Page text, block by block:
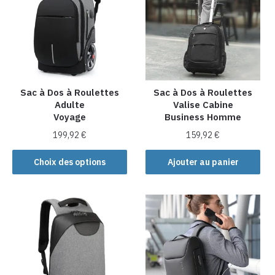
Sac à Dos à Roulettes
Adulte
Voyage
199,92€
Choix des options
Ce
produit
plusieurs
variations.
Les
peuvent
Sac à Dos à Roulettes
Valise Cabine
Business Homme
159,92€
Ajouter au panier